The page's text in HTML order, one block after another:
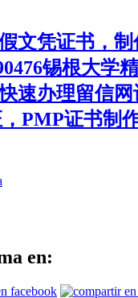
文凭证书，
锡根大学
速办理留信
PMP证书制
en: